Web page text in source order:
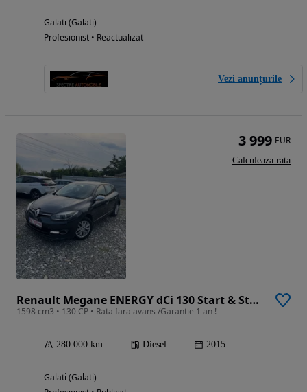
Galati (Galati)
Profesionist • Reactualizat
Vezi anunțurile
Renault Megane ENERGY dCi 130 Start & Stopp Luxe
1598 cm3 • 130 CP • Rata fara avans /Garantie 1 an !
280 000 km Diesel 2015
Galati (Galati)
3 999 EUR
Calculeaza rata